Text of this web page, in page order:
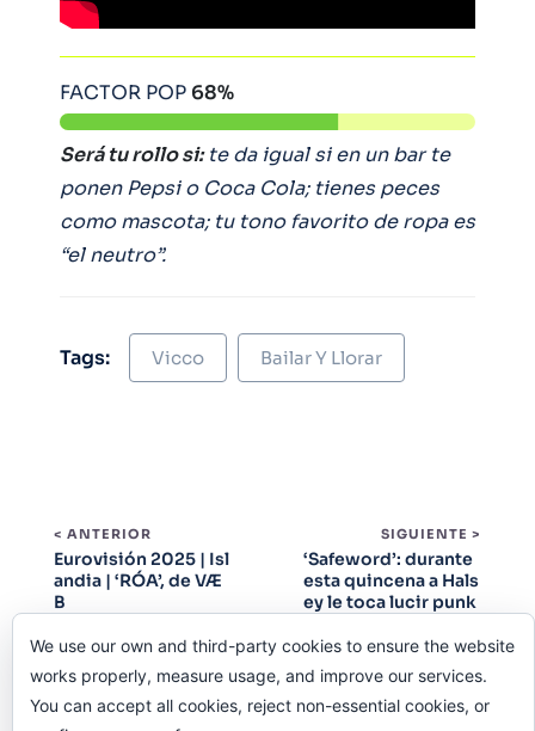
FACTOR POP 68%
Será tu rollo si:te da igual si en un bar te
ponen Pepsi o Coca Cola; tienes peces
como mascota; tu tono favorito de ropa es
“el neutro”.
Tags: Vicco Bailar Y Llorar
< ANTERIOR
Eurovisión 2025 | Isl
andia | ‘RÓA’, de VÆ
B
SIGUIENTE >
‘Safeword’: durante
esta quincena a Hals
ey le toca lucir punk
We use our own and third-party cookies to ensure the website
works properly, measure usage, and improve our services.
You can accept all cookies, reject non-essential cookies, or